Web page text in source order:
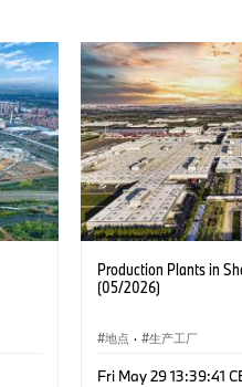
Production Plants in
(05/2026)
地点 · 生产工厂
Fri May 29 13:39:41